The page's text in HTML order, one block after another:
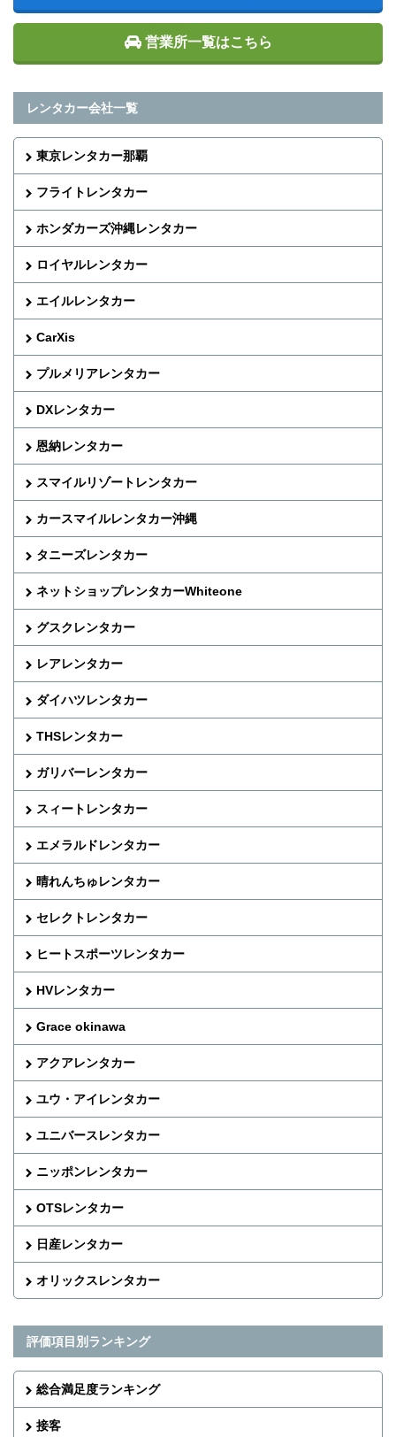
営業所一覧はこちら
レンタカー会社一覧
東京レンタカー那覇
フライトレンタカー
ホンダカーズ沖縄レンタカー
ロイヤルレンタカー
エイルレンタカー
CarXis
プルメリアレンタカー
DXレンタカー
恩納レンタカー
スマイルリゾートレンタカー
カースマイルレンタカー沖縄
タニーズレンタカー
ネットショップレンタカーWhiteone
グスクレンタカー
レアレンタカー
ダイハツレンタカー
THSレンタカー
ガリバーレンタカー
スィートレンタカー
エメラルドレンタカー
晴れんちゅレンタカー
セレクトレンタカー
ヒートスポーツレンタカー
HVレンタカー
Grace okinawa
アクアレンタカー
ユウ・アイレンタカー
ユニバースレンタカー
ニッポンレンタカー
OTSレンタカー
日産レンタカー
オリックスレンタカー
評価項目別ランキング
総合満足度ランキング
接客